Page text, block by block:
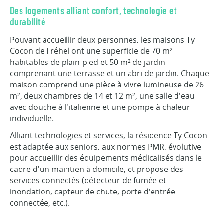
Des logements alliant confort, technologie et
durabilité
Pouvant accueillir deux personnes, les maisons Ty
Cocon de Fréhel ont une superficie de 70 m²
habitables de plain-pied et 50 m² de jardin
comprenant une terrasse et un abri de jardin. Chaque
maison comprend une pièce à vivre lumineuse de 26
m², deux chambres de 14 et 12 m², une salle d'eau
avec douche à l'italienne et une pompe à chaleur
individuelle.
Alliant technologies et services, la résidence Ty Cocon
est adaptée aux seniors, aux normes PMR, évolutive
pour accueillir des équipements médicalisés dans le
cadre d'un maintien à domicile, et propose des
services connectés (détecteur de fumée et
inondation, capteur de chute, porte d'entrée
connectée, etc.).